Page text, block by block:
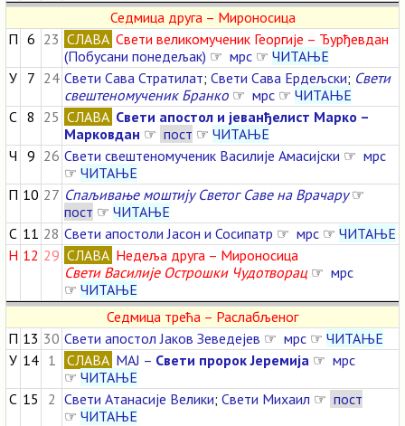
Седмица друга – Мироносица
П 6 23 СЛАВА Свети великомученик Георгије – Ђурђевдан
(Побусани понедељак) ☞ мрс ☞ ЧИТАЊЕ
У 7 24 Свети Сава Стратилат; Свети Сава Ердељски; Свети
свештеномученик Бранко ☞ мрс ☞ ЧИТАЊЕ
С 8 25 СЛАВА Свети апостол и јеванђелист Марко –
Марковдан ☞ пост ☞ ЧИТАЊЕ
Ч 9 26 Свети свештеномученик Василије Амасијски ☞ мрс
☞ ЧИТАЊЕ
П 10 27 Спаљивање моштију Светог Саве на Врачару☞
пост ☞ ЧИТАЊЕ
С 11 28 Свети апостоли Јасон и Сосипатр ☞ мрс ☞ ЧИТАЊЕ
Н 12 29 СЛАВА Недеља друга – Мироносица
Свети Василије Острошки Чудотворац☞ мрс
☞ ЧИТАЊЕ
Седмица трећа – Раслабљеног
П 13 30 Свети апостол Јаков Зеведејев ☞ мрс ☞ ЧИТАЊЕ
У 14 1 СЛАВА МАЈ – Свети пророк Јеремија ☞ мрс
☞ ЧИТАЊЕ
С 15 2 Свети Атанасије Велики; Свети Михаил ☞ пост
☞ ЧИТАЊЕ